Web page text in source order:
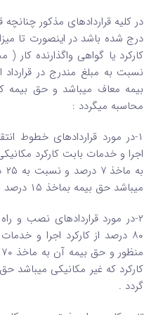
در کلیه قراردادهای مذکور
درج شده باشد در اینصورت تا
نسبت به مبلغ مندرج در
بیمه معاف میباشد و حق بیمه
محاسبه میگردد :
اجرا و خدمات بابت کارکرد
میباشد حق بیمه بماخذ ۱۵ درصد محاسبه میگردد .
۲-در مورد قراردادهای نصب و
۸۰ درصد از کارکرد اجرا و
گردد .